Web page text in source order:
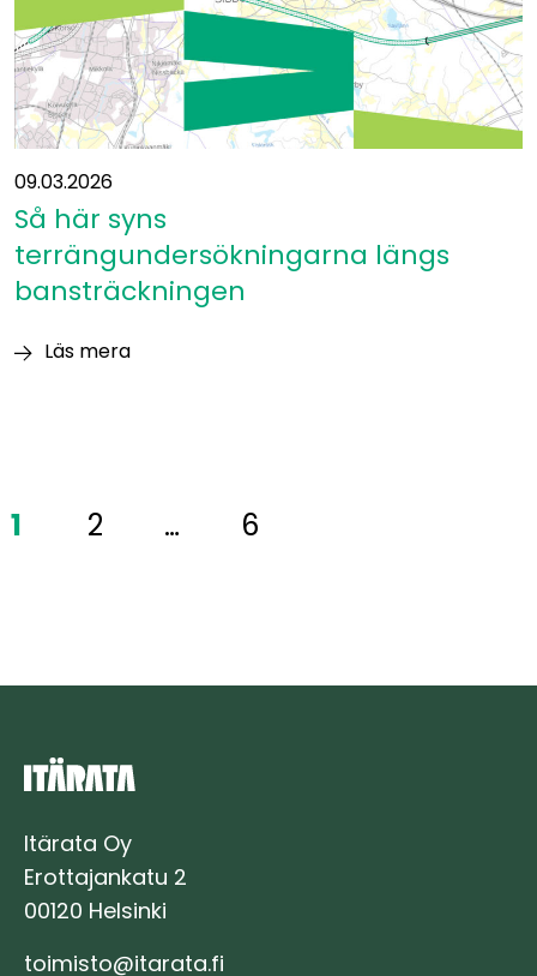
april
09.03.2026
Så här syns
terrängundersökningarna längs
bansträckningen
Läs mera
bansträckningen
1 2 … 6
Itärata Oy
Erottajankatu 2
00120 Helsinki
toimisto@itarata.fi